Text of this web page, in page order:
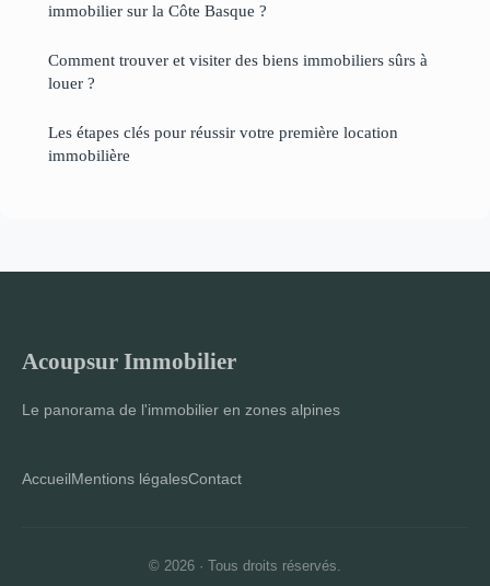
immobilier sur la Côte Basque ?
Comment trouver et visiter des biens immobiliers sûrs à
louer ?
Les étapes clés pour réussir votre première location
immobilière
Acoupsur Immobilier
Le panorama de l'immobilier en zones alpines
AccueilMentions légalesContact
© 2026 · Tous droits réservés.